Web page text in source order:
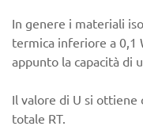
In genere i materiali
termica inferiore a 0,1
appunto la capacità di
Il valore di U si ottiene
totale RT.